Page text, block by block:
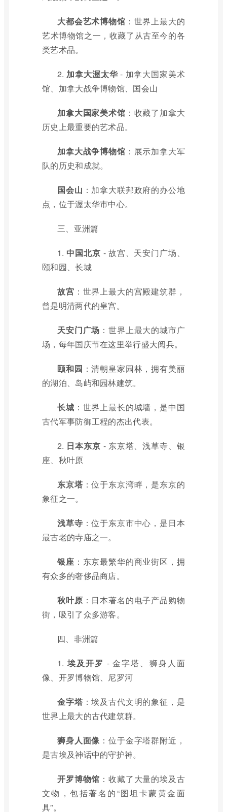
大都会艺术博物馆 ：世界上最大的
艺术博物馆之一，收藏了从古至今的各
类艺术品。
2. 加拿大渥太华- 加拿大国家美术
馆、加拿大战争博物馆、国会山
加拿大国家美术馆 ：收藏了加拿大
历史上最重要的艺术品。
加拿大战争博物馆 ：展示加拿大军
队的历史和成就。
国会山 ：加拿大联邦政府的办公地
点，位于渥太华市中心。
三、亚洲篇
1. 中国北京 - 故宫、天安门广场、
颐和园、长城
故宫 ：世界上最大的宫殿建筑群，
曾是明清两代的皇宫。
天安门广场 ：世界上最大的城市广
场，每年国庆节在这里举行盛大阅兵。
颐和园 ：清朝皇家园林，拥有美丽
的湖泊、岛屿和园林建筑。
长城 ：世界上最长的城墙，是中国
古代军事防御工程的杰出代表。
2. 日本东京 - 东京塔、浅草寺、银
座、秋叶原
东京塔 ：位于东京湾畔，是东京的
象征之一。
浅草寺 ：位于东京市中心，是日本
最古老的寺庙之一。
银座 ：东京最繁华的商业街区，拥
有众多的奢侈品商店。
秋叶原 ：日本著名的电子产品购物
街，吸引了众多游客。
四、非洲篇
1. 埃及开罗 - 金字塔、狮身人面
像、开罗博物馆、尼罗河
金字塔 ：埃及古代文明的象征，是
世界上最大的古代建筑群。
狮身人面像 ：位于金字塔群附近，
是古埃及神话中的守护神。
开罗博物馆 ：收藏了大量的埃及古
文物，包括著名的“图坦卡蒙黄金面
具”。